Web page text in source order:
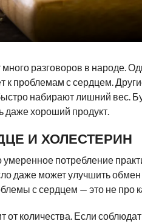
разговоров в народе.
проблемам с сердцем.
набирают лишний вес.
даже хороший продукт.
И ХОЛЕСТЕРИН
потребление
даже может улучшить
с сердцем — это не про
от количества. Если